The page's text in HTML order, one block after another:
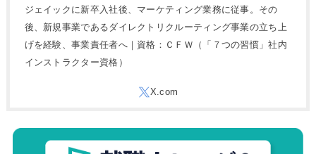
ジェイックに新卒入社後、マーケティング業務に従事。その
後、新規事業であるダイレクトリクルーティング事業の立ち上
げを経験、事業責任者へ｜資格：ＣＦＷ（「７つの習慣」社内
インストラクター資格）